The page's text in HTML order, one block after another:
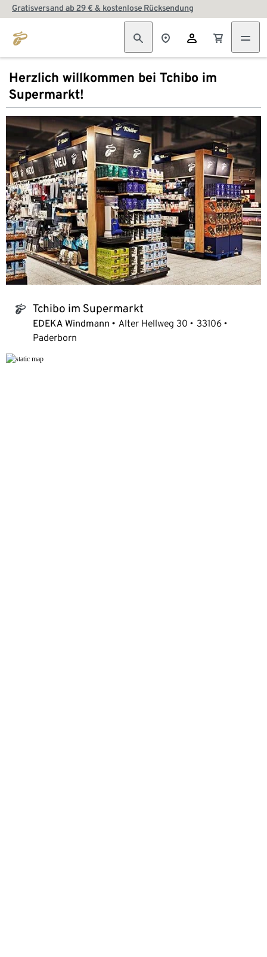
Gratisversand ab 29 € & kostenlose Rücksendung
Herzlich willkommen bei Tchibo im
Supermarkt!
tchibo_logo Tchibo im Supermarkt
EDEKA Windmann Alter Hellweg 30
33106
Paderborn